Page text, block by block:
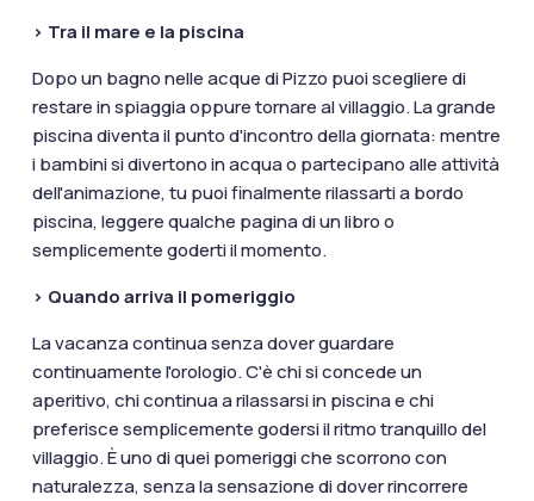
> Tra il mare e la piscina
Dopo un bagno nelle acque di Pizzo puoi scegliere di
restare in spiaggia oppure tornare al villaggio. La grande
piscina diventa il punto d'incontro della giornata: mentre
i bambini si divertono in acqua o partecipano alle attività
dell'animazione, tu puoi finalmente rilassarti a bordo
piscina, leggere qualche pagina di un libro o
semplicemente goderti il momento.
> Quando arriva il pomeriggio
La vacanza continua senza dover guardare
continuamente l'orologio. C'è chi si concede un
aperitivo, chi continua a rilassarsi in piscina e chi
preferisce semplicemente godersi il ritmo tranquillo del
villaggio. È uno di quei pomeriggi che scorrono con
naturalezza, senza la sensazione di dover rincorrere